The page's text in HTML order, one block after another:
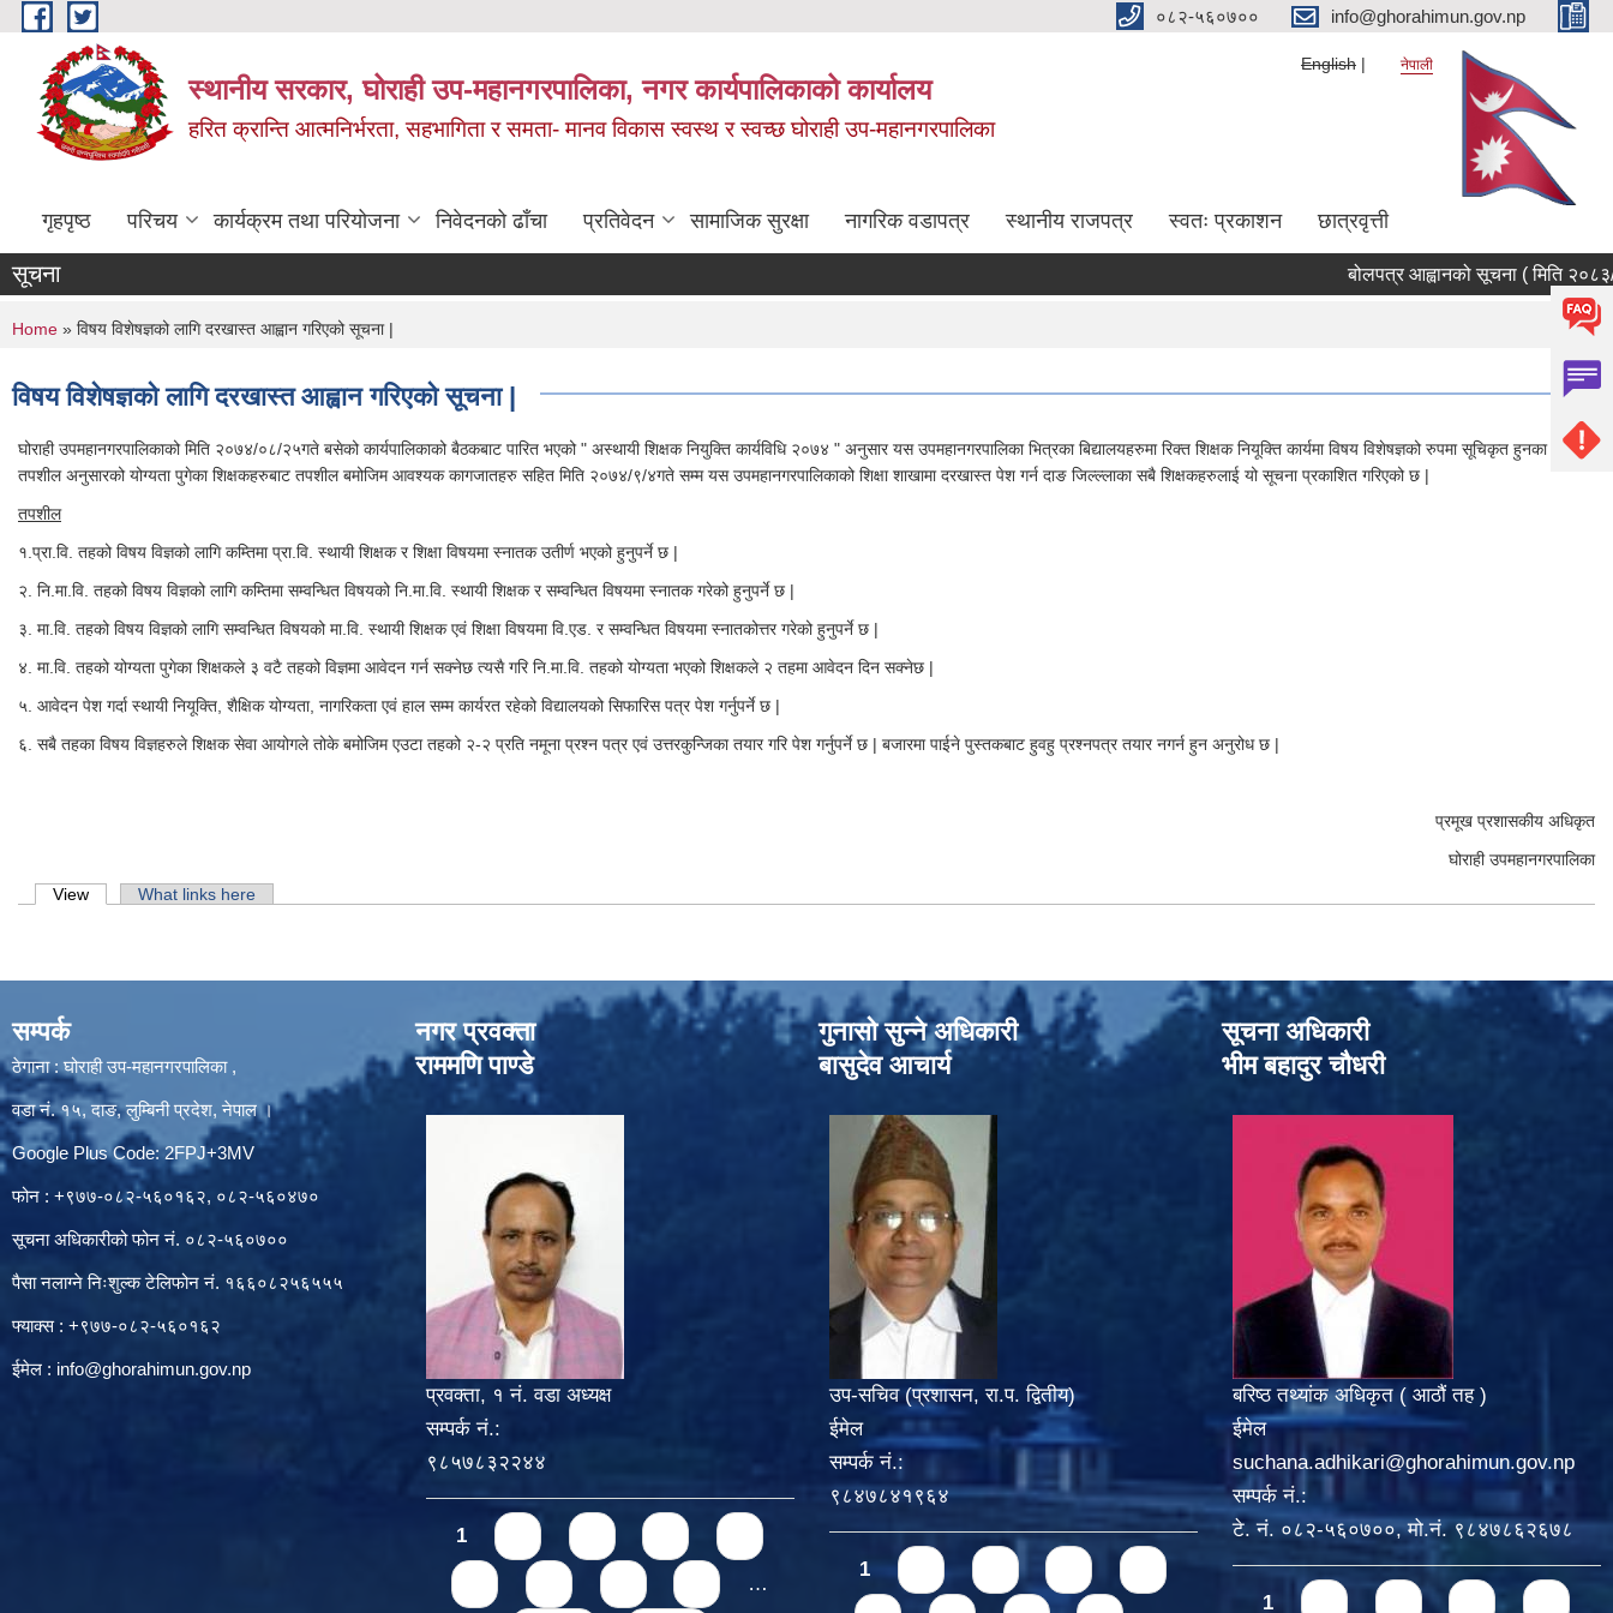
Skip to main content ०८२-५६०७०० info@ghorahimun.gov.np
स्थानीय सरकार, घोराही उप-महानगरपालिका, नगर कार्यपालिकाको कार्यालय
हरित क्रान्ति आत्मनिर्भरता, सहभागिता र समता- मानव विकास स्वस्थ र स्वच्छ घोराही उप-महानगरपालिका
English नेपाली
गृहपृष्ठ परिचय कार्यक्रम तथा परियोजना निवेदनको ढाँचा प्रतिवेदन सामाजिक सुरक्षा नागरिक वडापत्र स्थानीय राजपत्र स्वतः प्रकाशन छात्रवृत्ती
सूचना बोलपत्र आह्वानको सूचना ( मिति २०८३/
You are here
Home » विषय विशेषज्ञको लागि दरखास्त आह्वान गरिएको सूचना |
विषय विशेषज्ञको लागि दरखास्त आह्वान गरिएको सूचना |
घोराही उपमहानगरपालिकाको मिति २०७४/०८/२५गते बसेको कार्यपालिकाको बैठकबाट पारित भएको " अस्थायी शिक्षक नियुक्ति कार्यविधि २०७४ " अनुसार यस उपमहानगरपालिका भित्रका बिद्यालयहरुमा रिक्त शिक्षक नियूक्ति कार्यमा विषय विशेषज्ञको रुपमा सूचिकृत हुनका लागि
तपशील अनुसारको योग्यता पुगेका शिक्षकहरुबाट तपशील बमोजिम आवश्यक कागजातहरु सहित मिति २०७४/९/४गते सम्म यस उपमहानगरपालिकाको शिक्षा शाखामा दरखास्त पेश गर्न दाङ जिल्ल्लाका सबै शिक्षकहरुलाई यो सूचना प्रकाशित गरिएको छ |
तपशील
१.प्रा.वि. तहको विषय विज्ञको लागि कम्तिमा प्रा.वि. स्थायी शिक्षक र शिक्षा विषयमा स्नातक उतीर्ण भएको हुनुपर्ने छ |
२. नि.मा.वि. तहको विषय विज्ञको लागि कम्तिमा सम्वन्धित विषयको नि.मा.वि. स्थायी शिक्षक र सम्वन्धित विषयमा स्नातक गरेको हुनुपर्ने छ |
३. मा.वि. तहको विषय विज्ञको लागि सम्वन्धित विषयको मा.वि. स्थायी शिक्षक एवं शिक्षा विषयमा वि.एड. र सम्वन्धित विषयमा स्नातकोत्तर गरेको हुनुपर्ने छ |
४. मा.वि. तहको योग्यता पुगेका शिक्षकले ३ वटै तहको विज्ञमा आवेदन गर्न सक्नेछ त्यसै गरि नि.मा.वि. तहको योग्यता भएको शिक्षकले २ तहमा आवेदन दिन सक्नेछ |
५. आवेदन पेश गर्दा स्थायी नियूक्ति, शैक्षिक योग्यता, नागरिकता एवं हाल सम्म कार्यरत रहेको विद्यालयको सिफारिस पत्र पेश गर्नुपर्ने छ |
६. सबै तहका विषय विज्ञहरुले शिक्षक सेवा आयोगले तोके बमोजिम एउटा तहको २-२ प्रति नमूना प्रश्न पत्र एवं उत्तरकुन्जिका तयार गरि पेश गर्नुपर्ने छ | बजारमा पाईने पुस्तकबाट हुवहु प्रश्नपत्र तयार नगर्न हुन अनुरोध छ |
प्रमूख प्रशासकीय अधिकृत
घोराही उपमहानगरपालिका
Primary tabs
View (active tab)What links here
सम्पर्क
ठेगाना : घोराही उप-महानगरपालिका ,
वडा नं. १५, दाङ, लुम्बिनी प्रदेश, नेपाल ।
Google Plus Code: 2FPJ+3MV
फोन : +९७७-०८२-५६०१६२, ०८२-५६०४७०
सूचना अधिकारीको फोन नं. ०८२-५६०७००
पैसा नलाग्ने निःशुल्क टेलिफोन नं. १६६०८२५६५५५
फ्याक्स : +९७७-०८२-५६०१६२
ईमेल : info@ghorahimun.gov.np
नगर प्रवक्ता
राममणि पाण्डे
प्रवक्ता, १ नं. वडा अध्यक्ष
सम्पर्क नं.:
९८५७८३२२४४
Pages
1
…
गुनासो सुन्‍ने अधिकारी
बासुदेव आचार्य
उप-सचिव (प्रशासन, रा.प. द्वितीय)
ईमेल
सम्पर्क नं.:
९८४७८४१९६४
Pages
1
सूचना अधिकारी
भीम बहादुर चौधरी
बरिष्ठ तथ्यांक अधिकृत ( आठौं तह )
ईमेल
suchana.adhikari@ghorahimun.gov.np
सम्पर्क नं.:
टे. नं. ०८२-५६०७००, मो.नं. ९८४७८६२६७८
Pages
1